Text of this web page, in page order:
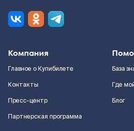
Компания
Главное о Купибилете
Контакты
Пресс-центр
Партнерская программа
База
Где
Блог